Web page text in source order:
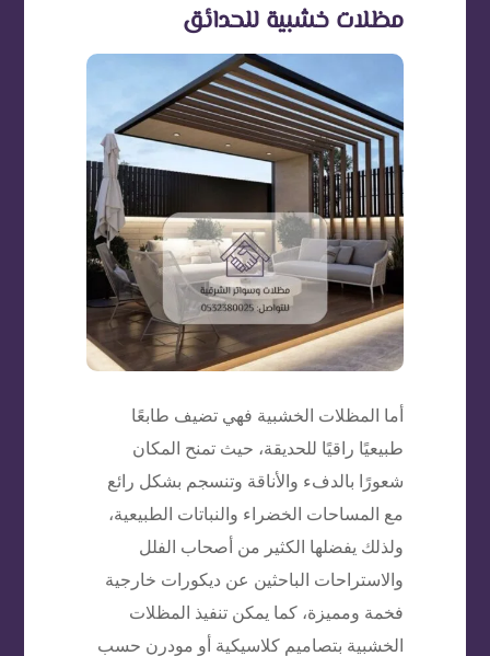
مظلات خشبية للحدائق
أما المظلات الخشبية فهي تضيف طابعًا
طبيعيًا راقيًا للحديقة، حيث تمنح المكان
شعورًا بالدفء والأناقة وتنسجم بشكل رائع
مع المساحات الخضراء والنباتات الطبيعية،
ولذلك يفضلها الكثير من أصحاب الفلل
والاستراحات الباحثين عن ديكورات خارجية
فخمة ومميزة، كما يمكن تنفيذ المظلات
الخشبية بتصاميم كلاسيكية أو مودرن حسب